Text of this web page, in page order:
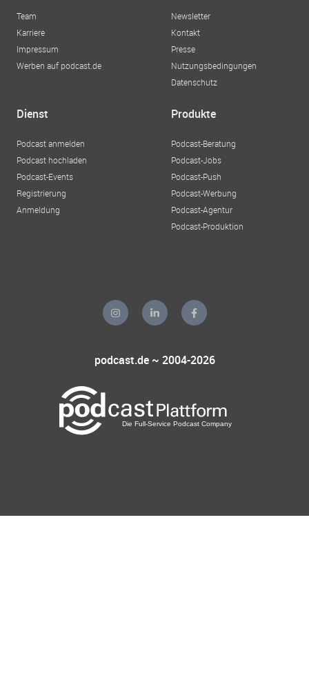
Team
Karriere
Impressum
Werben auf podcast.de
Newsletter
Kontakt
Presse
Nutzungsbedingungen
Datenschutz
Dienst
Podcast anmelden
Podcast hochladen
Podcast-Events
Registrierung
Anmeldung
Produkte
Podcast-Beratung
Podcast-Jobs
Podcast-Push
Podcast-Werbung
Podcast-Agentur
Podcast-Produktion
podcast.de ~ 2004-2026